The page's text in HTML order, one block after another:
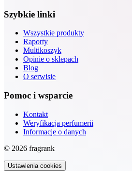
Szybkie linki
Wszystkie produkty
Raporty
Multikoszyk
Opinie o sklepach
Blog
O serwisie
Pomoc i wsparcie
Kontakt
Weryfikacja perfumerii
Informacje o danych
© 2026 fragrank
Ustawienia cookies